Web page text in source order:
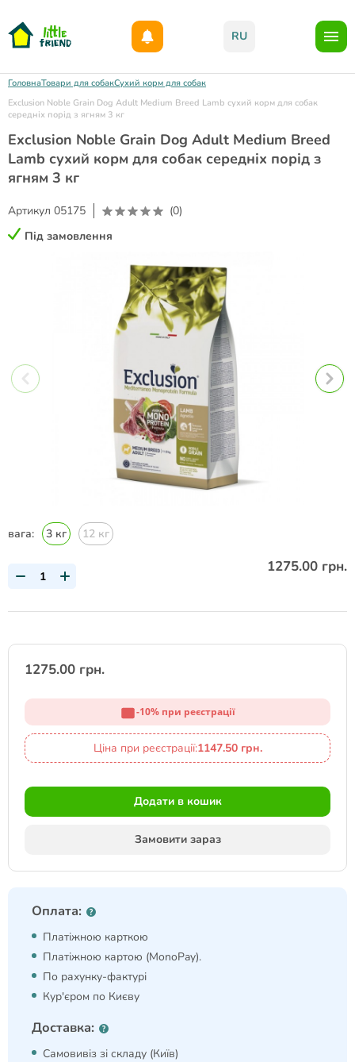
RU
ГоловнаТовари для собакСухий корм для собак
Exclusion Noble Grain Dog Adult Medium Breed Lamb сухий корм для собак
середніх порід з ягням 3 кг
Exclusion Noble Grain Dog Adult Medium Breed
Lamb сухий корм для собак середніх порід з
ягням 3 кг
Артикул 05175
(0)
Під замовлення
вага: 3 кг 12 кг
1275.00 грн.
1275.00 грн.
-10% при реєстрації
Ціна при реєстрації:1147.50 грн.
Додати в кошик
Замовити зараз
Оплата:
Платіжною карткою
Платіжною картою (MonoPay).
По рахунку-фактурі
Кур'єром по Києву
Доставка:
Самовивіз зі складу (Київ)